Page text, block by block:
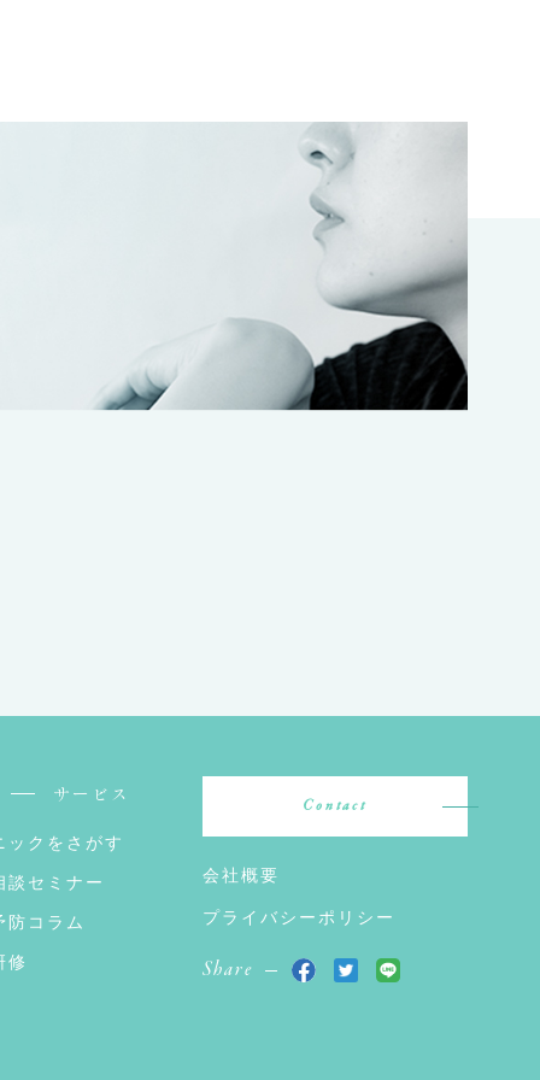
サービス
ックをさがす
談セミナー
防コラム
修
Contact
会社概要
プライバシーポリシー
Share